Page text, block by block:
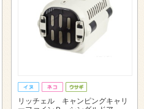
リッチェル キャンピングキャリ